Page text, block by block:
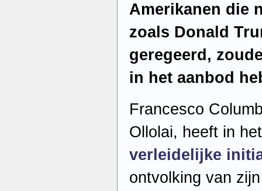
Amerikanen die
zoals Donald
geregeerd,
in het aanbod
Francesco
Ollolai, heeft in
verleidelijke
ontvolking van